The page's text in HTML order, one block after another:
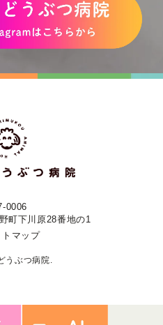
0006
町下川原28番地の1
マップ
うぶつ病院.